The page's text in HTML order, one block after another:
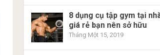
8 dụng cụ tập gym tại
giá rẻ bạn nên sở hữu
Tháng Một 15, 2019